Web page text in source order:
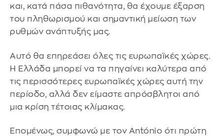
και, κατά πάσα πιθανότητα, θα έχουμε έξαρση
του πληθωρισμού και σημαντική μείωση των
ρυθμών ανάπτυξής μας.
Αυτό θα επηρεάσει όλες τις ευρωπαϊκές χώρες.
Η Ελλάδα μπορεί να τα πηγαίνει καλύτερα από
τις περισσότερες ευρωπαϊκές χώρες αυτή την
περίοδο, αλλά δεν είμαστε απρόσβλητοι από
μια κρίση τέτοιας κλίμακας.
Επομένως, συμφωνώ με τον António ότι πρώτη